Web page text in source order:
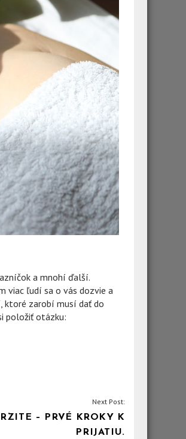
a mnohí ďalší.
viac ľudí sa o vás dozvie a
ktoré zarobí musí dať do
položiť otázku:
Next Post:
– PRVÉ KROKY K
PRIJATIU.